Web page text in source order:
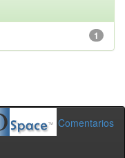
1
Comentarios